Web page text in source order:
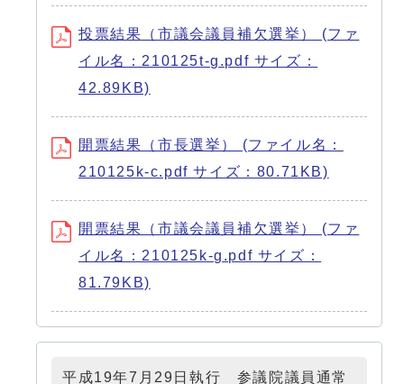
投票結果（市議会議員補欠選挙） (ファ
イル名：210125t-g.pdf サイズ：
42.89KB)
開票結果（市長選挙） (ファイル名：
210125k-c.pdf サイズ：80.71KB)
開票結果（市議会議員補欠選挙） (ファ
イル名：210125k-g.pdf サイズ：
81.79KB)
平成19年7月29日執行 参議院議員通常